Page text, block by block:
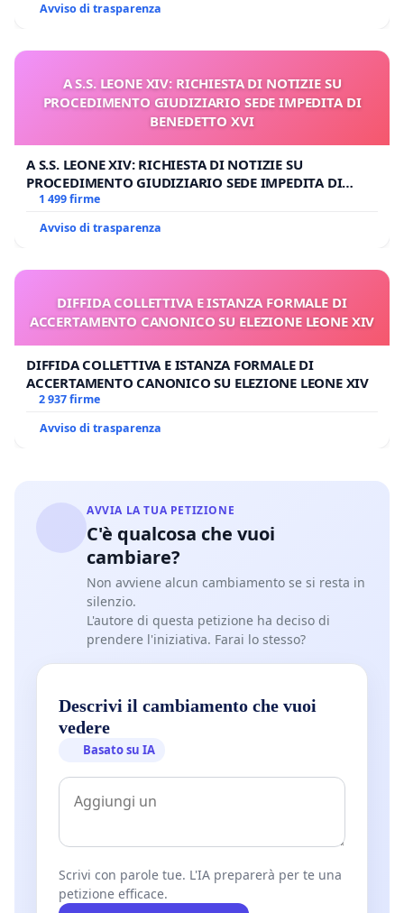
Avviso di trasparenza
A S.S. LEONE XIV: RICHIESTA DI NOTIZIE SU
PROCEDIMENTO GIUDIZIARIO SEDE IMPEDITA DI
BENEDETTO XVI
A S.S. LEONE XIV: RICHIESTA DI NOTIZIE SU
PROCEDIMENTO GIUDIZIARIO SEDE IMPEDITA DI
BENEDETTO XVI
1 499 firme
Avviso di trasparenza
DIFFIDA COLLETTIVA E ISTANZA FORMALE DI
ACCERTAMENTO CANONICO SU ELEZIONE LEONE XIV
DIFFIDA COLLETTIVA E ISTANZA FORMALE DI
ACCERTAMENTO CANONICO SU ELEZIONE LEONE XIV
2 937 firme
Avviso di trasparenza
AVVIA LA TUA PETIZIONE
C'è qualcosa che vuoi
cambiare?
Non avviene alcun cambiamento se si resta in
silenzio.
L'autore di questa petizione ha deciso di
prendere l'iniziativa. Farai lo stesso?
Descrivi il cambiamento che vuoi
vedere
Basato su IA
Scrivi con parole tue. L'IA preparerà per te una
petizione efficace.